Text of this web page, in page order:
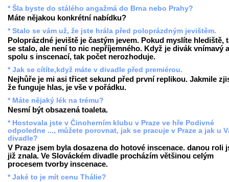
* Šla byste do stálého angažmá do Brna nebo Prahy?
Máte nějakou konkrétní nabídku?
* Stalo se vám už, že jste hrála před poloprázdným jevištěm.
Poloprázdné jeviště je častým jevem. Pokud myslíte hlediště,
se stalo, ale není to nic nepříjemného. Když je divák vnímavý
spolu s inscenací, tak počet nerozhoduje.
* Jak se cítíte,když máte v divadle před premiérou.
Nejhůře je mi asi třicet sekund před první replikou. Jakmile
že funguje hlas, je vše v pořádku.
* Máte nějaký lék na trému?
Nesmí být obsazená toaleta.
* Hostovala jste v Činoherním klubu v Praze ve hře Podivné
odpoledne ..., můžete porovnat, jak se pracuje v Praze a jak u
divadle?
V Praze jsem byla dosazena do hotové inscenace. danou roli
již znala. Ve Slováckém divadle procházím většinou celým
procesem tvorby inscenace.
* Jaké to je mít cenu Thálie?